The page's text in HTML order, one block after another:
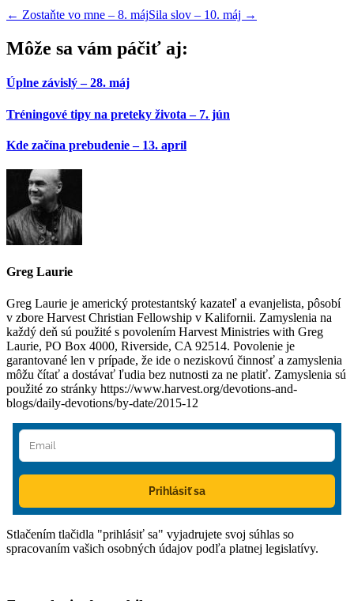
← Zostaňte vo mne – 8. májSila slov – 10. máj →
Môže sa vám páčiť aj:
Úplne závislý – 28. máj
Tréningové tipy na preteky života – 7. jún
Kde začína prebudenie – 13. apríl
Greg Laurie
Greg Laurie je americký protestantský kazateľ a evanjelista, pôsobí
v zbore Harvest Christian Fellowship v Kalifornii. Zamyslenia na
každý deň sú použité s povolením Harvest Ministries with Greg
Laurie, PO Box 4000, Riverside, CA 92514. Povolenie je
garantované len v prípade, že ide o neziskovú činnosť a zamyslenia
môžu čítať a dostávať ľudia bez nutnosti za ne platiť. Zamyslenia sú
použité zo stránky https://www.harvest.org/devotions-and-
blogs/daily-devotions/by-date/2015-12
Prihlásiť sa
Stlačením tlačidla "prihlásiť sa" vyjadrujete svoj súhlas so
spracovaním vašich osobných údajov podľa platnej legislatívy.